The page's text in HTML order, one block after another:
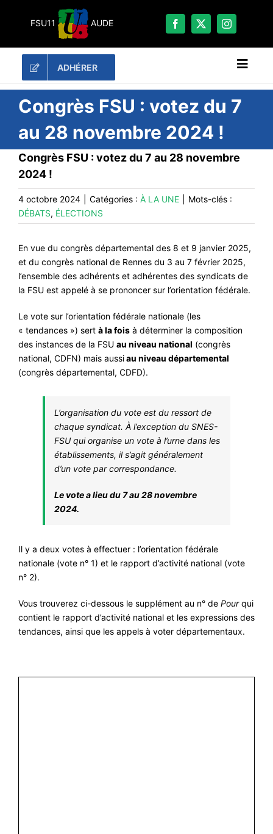
FSU11 AUDE
ADHÉRER
RECHERCHER:
LES UNES
#ACTUALITÉS
DOSSIERS
PUBLICATIONS
CONTACT
#ACTIONS
#VOS ÉLUES
#FORMATION
#COMMUNIQUÉS
#ÉLECTIONS
#PRESSE
#ARCHIVES
Congrès FSU : votez du 7
au 28 novembre 2024 !
Congrès FSU : votez du 7 au 28 novembre
2024 !
4 octobre 2024 Catégories : À LA UNE
Mots-clés :
DÉBATS, ÉLECTIONS
En vue du congrès départemental des 8 et 9 janvier 2025,
et du congrès national de Rennes du 3 au 7 février 2025,
l’ensemble des adhérents et adhérentes des syndicats de
la FSU est appelé à se prononcer sur l’orientation fédérale.
Le vote sur l’orientation fédérale nationale (les
« tendances ») sert à la fois à déterminer la composition
des instances de la FSU au niveau national (congrès
national, CDFN) mais aussiau niveau départemental
(congrès départemental, CDFD).
L’organisation du vote est du ressort de
chaque syndicat. À l’exception du SNES-
FSU qui organise un vote à l’urne dans les
établissements, il s’agit généralement
d’un vote par correspondance.
Le vote a lieu du 7 au 28 novembre
2024.
Il y a deux votes à effectuer : l’orientation fédérale
nationale (vote n° 1) et le rapport d’activité national (vote
n° 2).
Vous trouverez ci-dessous le supplément au n° de Pourqui
contient le rapport d’activité national et les expressions des
tendances, ainsi que les appels à voter départementaux.